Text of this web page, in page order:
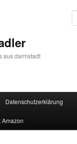
aus darmstadt
Datenschutzerklärung
Amazon